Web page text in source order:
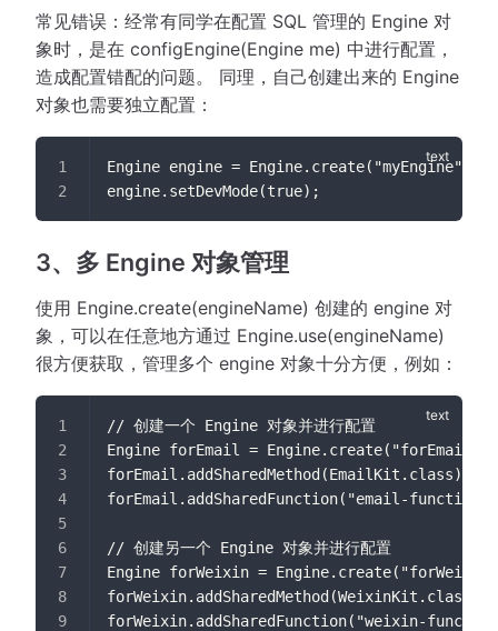
常见错误：经常有同学在配置 SQL 管理的 Engine 对
象时，是在 configEngine(Engine me) 中进行配置，
造成配置错配的问题。 同理，自己创建出来的 Engine
对象也需要独立配置：
Engine engine = Engine.create("myEngine");
engine.setDevMode(true);
3、多 Engine 对象管理
使用 Engine.create(engineName) 创建的 engine 对
象，可以在任意地方通过 Engine.use(engineName)
很方便获取，管理多个 engine 对象十分方便，例如：
// 创建一个 Engine 对象并进行配置
Engine forEmail = Engine.create("forEmail");
forEmail.addSharedMethod(EmailKit.class);
forEmail.addSharedFunction("email-
// 创建另一个 Engine 对象并进行配置
Engine forWeixin =
forWeixin.addSharedMethod(WeixinKit.class);
forWeixin.addSharedFunction("weixin-